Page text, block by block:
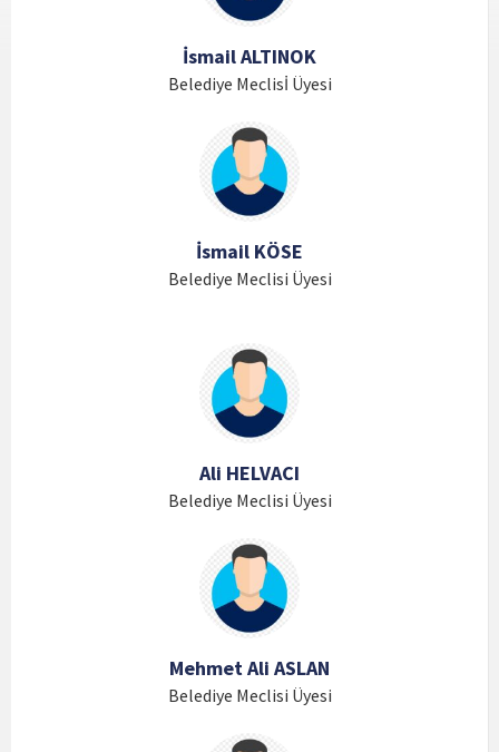
İsmail ALTINOK
Belediye Meclisİ Üyesi
İsmail KÖSE
Belediye Meclisi Üyesi
Ali HELVACI
Belediye Meclisi Üyesi
Mehmet Ali ASLAN
Belediye Meclisi Üyesi